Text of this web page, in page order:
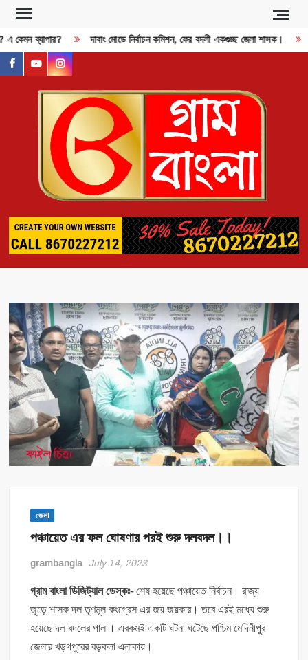
Skip
content
এ কেমন ব্যাপার? দাবাং মোডে নির্বাচন কমিশন, ফের বদলী একগুচ্ছ জেলা শাসক।
facebook
youtubeinstagram
জেলা
পঞ্চায়েত এর ফল ঘোষণার পরই শুরু দলবদল।।
grambangla July 14, 2023
গ্রাম বাংলা ডিজিট্যাল ডেস্কঃ-শেষ হয়েছে পঞ্চায়েত নির্বাচন। রাজ্য
জুড়ে শাসক দল তৃণমূল কংগ্রেস এর জয় জয়কার। তবে এরই মধ্যে শুরু
হয়েছে দল বদলের পালা। এরকমই একটি ঘটনা ঘটেছে পশ্চিম মেদিনীপুর
জেলার খড়গপুরের বড়কলা এলাকায়।